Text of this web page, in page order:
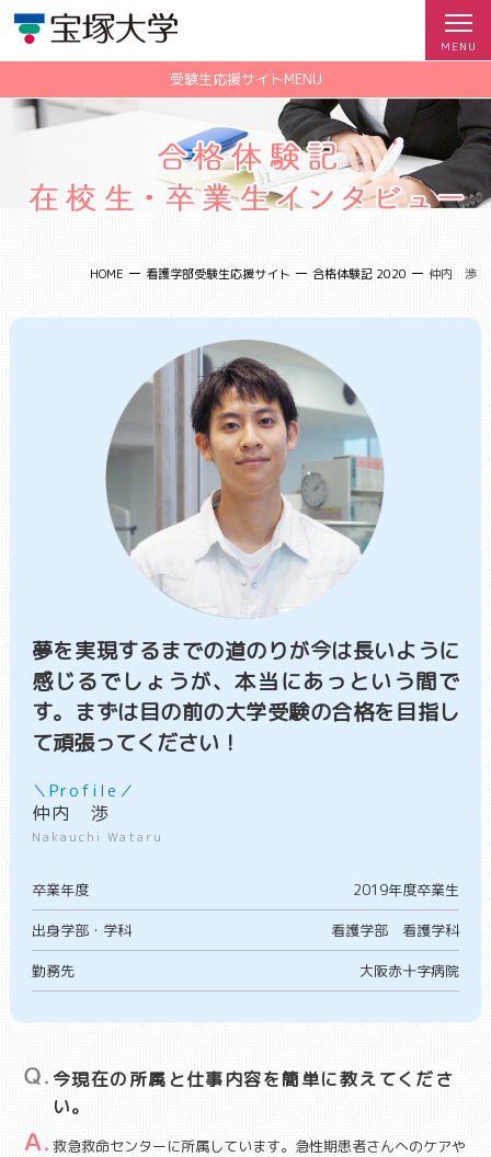
受験生応援サイトMENU
HOME 看護学部受験生応援サイト 合格体験記 2020 仲内 渉
夢を実現するまでの道のりが今は長いように
感じるでしょうが、本当にあっという間で
す。まずは目の前の大学受験の合格を目指し
て頑張ってください！
＼Profile／
仲内 渉
Nakauchi Wataru
卒業年度 2019年度卒業生
出身学部・学科 看護学部 看護学科
勤務先 大阪赤十字病院
今現在の所属と仕事内容を簡単に教えてくださ
い。
救急救命センターに所属しています。急性期患者さんへのケアや